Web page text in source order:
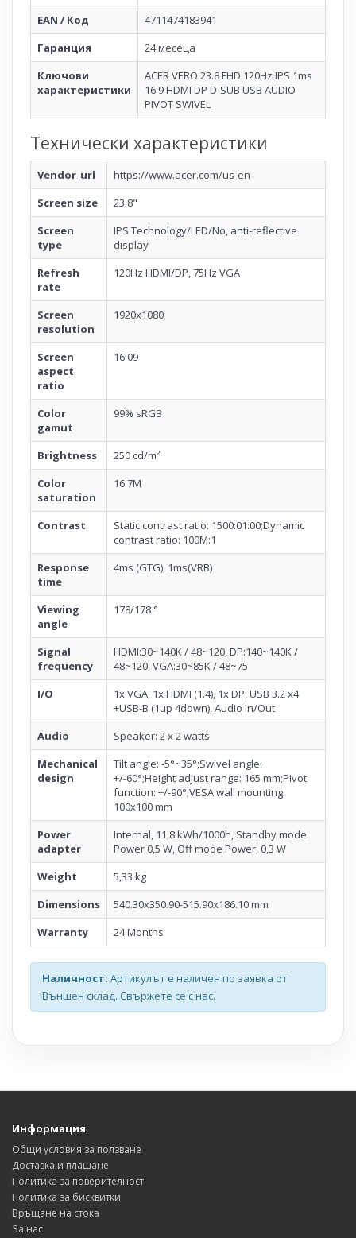
EAN / Код
4711474183941
Гаранция
24 месеца
Ключови
характеристики
ACER VERO 23.8 FHD 120Hz IPS 1ms
16:9 HDMI DP D-SUB USB AUDIO
PIVOT SWIVEL
Технически характеристики
Vendor_url
https://www.acer.com/us-en
Screen size
23.8"
Screen
type
IPS Technology/LED/No, anti-reflective
display
Refresh
rate
120Hz HDMI/DP, 75Hz VGA
Screen
resolution
1920x1080
Screen
aspect
ratio
16:09
Color
gamut
99% sRGB
Brightness
250 cd/m²
Color
saturation
16.7M
Contrast
Static contrast ratio: 1500:01:00;Dynamic
contrast ratio: 100M:1
Response
time
4ms (GTG), 1ms(VRB)
Viewing
angle
178/178 °
Signal
frequency
HDMI:30~140K / 48~120, DP:140~140K /
48~120, VGA:30~85K / 48~75
I/O
1x VGA, 1x HDMI (1.4), 1x DP, USB 3.2 x4
+USB-B (1up 4down), Audio In/Out
Audio
Speaker: 2 x 2 watts
Mechanical
design
Tilt angle: -5°~35°;Swivel angle:
+/-60°;Height adjust range: 165 mm;Pivot
function: +/-90°;VESA wall mounting:
100x100 mm
Power
adapter
Internal, 11,8 kWh/1000h, Standby mode
Power 0,5 W, Off mode Power, 0,3 W
Weight
5,33 kg
Dimensions
540.30x350.90-515.90x186.10 mm
Warranty
24 Months
Наличност: Артикулът е наличен по заявка от
Външен склад. Свържете се с нас.
Информация
Общи условия за ползване
Доставка и плащане
Политика за поверителност
Политика за бисквитки
Връщане на стока
За нас